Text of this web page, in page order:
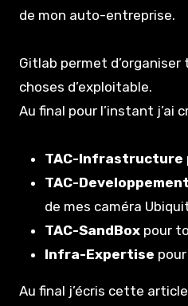
de mon auto-entreprise.
Gitlab permet
choses d’exploitable.
Au final pour l’instant j’ai
TAC-Infrastructure
TAC-Developpement
de mes caméra
TAC-SandBox pour
Infra-Expertise
Au final j’écris cette